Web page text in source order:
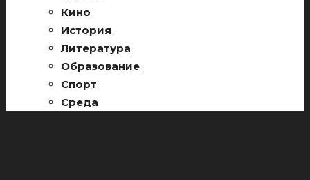
Кино
История
Литература
Образование
Спорт
Среда